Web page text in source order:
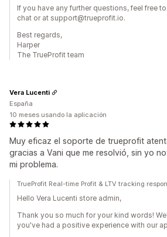
If you have any further questions, feel free
chat or at support@trueprofit.io.
Best regards,
Harper
The TrueProfit team
Muy eficaz el soporte de trueprofit
gracias a Vani que me resolvió, sin yo
mi problema.
Vera Lucenti
España
10 meses usando la aplicación
TrueProfit Real-time Profit & LTV tracking
Hello Vera Lucenti store admin,
Thank you so much for your kind words!
you've had a positive experience with our